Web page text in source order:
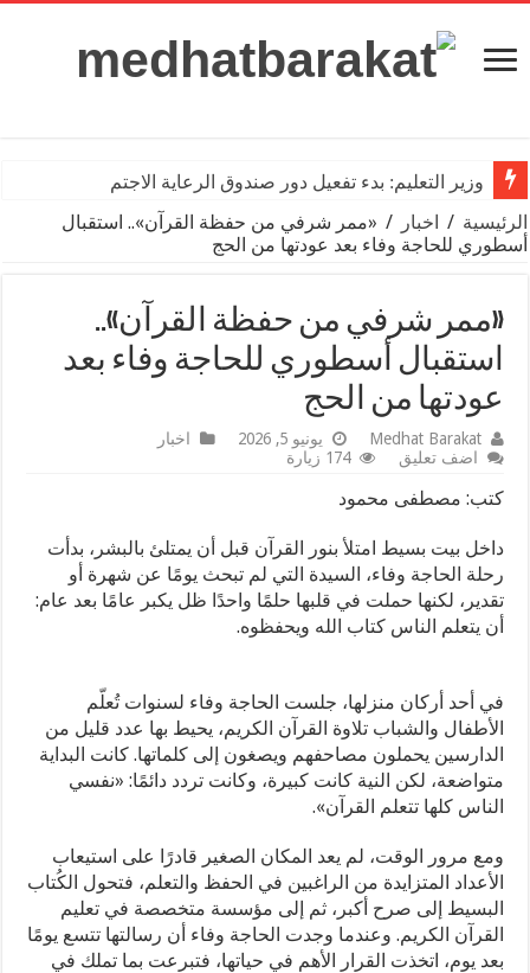
وزير التعليم: بدء تفعيل دور صندوق الرعاية الاجتماعية للمعلمين
الرئيسية / اخبار / «ممر شرفي من حفظة القرآن».. استقبال
أسطوري للحاجة وفاء بعد عودتها من الحج
«ممر شرفي من حفظة القرآن»..
استقبال أسطوري للحاجة وفاء بعد
عودتها من الحج
Medhat Barakat يونيو 5, 2026
اخبار
اضف تعليق
174 زيارة
كتب: مصطفى محمود
داخل بيت بسيط امتلأ بنور القرآن قبل أن يمتلئ بالبشر، بدأت
رحلة الحاجة وفاء، السيدة التي لم تبحث يومًا عن شهرة أو
تقدير، لكنها حملت في قلبها حلمًا واحدًا ظل يكبر عامًا بعد عام:
أن يتعلم الناس كتاب الله ويحفظوه.
في أحد أركان منزلها، جلست الحاجة وفاء لسنوات تُعلّم
الأطفال والشباب تلاوة القرآن الكريم، يحيط بها عدد قليل من
الدارسين يحملون مصاحفهم ويصغون إلى كلماتها. كانت البداية
متواضعة، لكن النية كانت كبيرة، وكانت تردد دائمًا: «نفسي
الناس كلها تتعلم القرآن».
ومع مرور الوقت، لم يعد المكان الصغير قادرًا على استيعاب
الأعداد المتزايدة من الراغبين في الحفظ والتعلم، فتحول الكُتاب
البسيط إلى صرح أكبر، ثم إلى مؤسسة متخصصة في تعليم
القرآن الكريم. وعندما وجدت الحاجة وفاء أن رسالتها تتسع يومًا
بعد يوم، اتخذت القرار الأهم في حياتها، فتبرعت بما تملك في